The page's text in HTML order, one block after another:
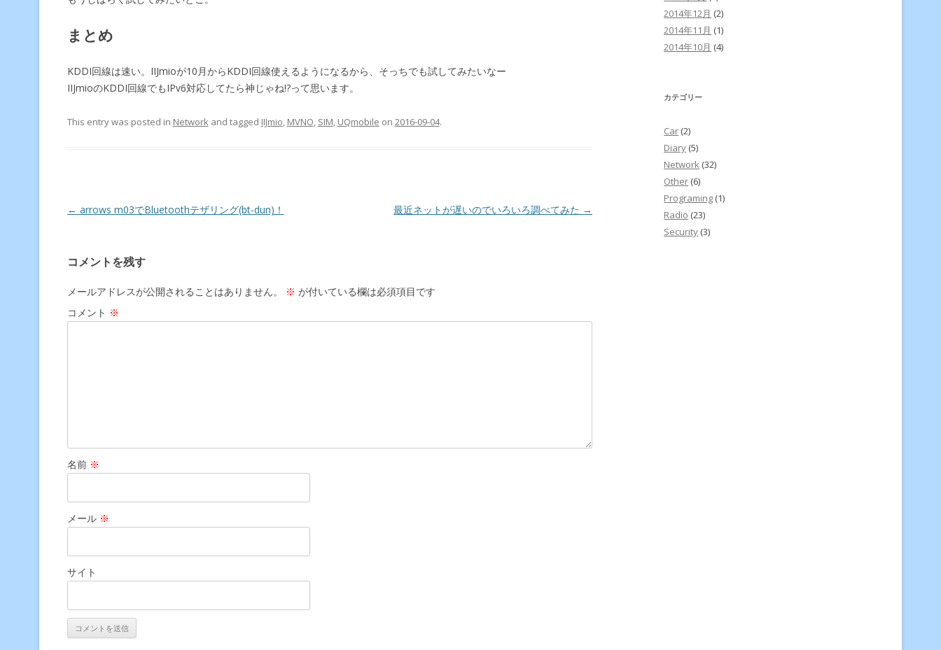
まとめ
KDDI回線は速い。IIJmioが10月からKDDI回線使えるようになるから、そっちでも試してみたいなー
IIJmioのKDDI回線でもIPv6対応してたら神じゃね!?って思います。
This entry was posted in Networkand tagged IIJmio, MVNO, SIM, UQmobile on 2016-09-04.
Post navigation
← arrows m03でBluetoothテザリング(bt-dun)！ 最近ネットが遅いのでいろいろ調べてみた →
コメントを残す
メールアドレスが公開されることはありません。 ※ が付いている欄は必須項目です
コメント ※
名前 ※
メール ※
サイト
2014年12月 (2)
2014年11月 (1)
2014年10月 (4)
カテゴリー
Car (2)
Diary (5)
Network (32)
Other (6)
Programing (1)
Radio (23)
Security (3)